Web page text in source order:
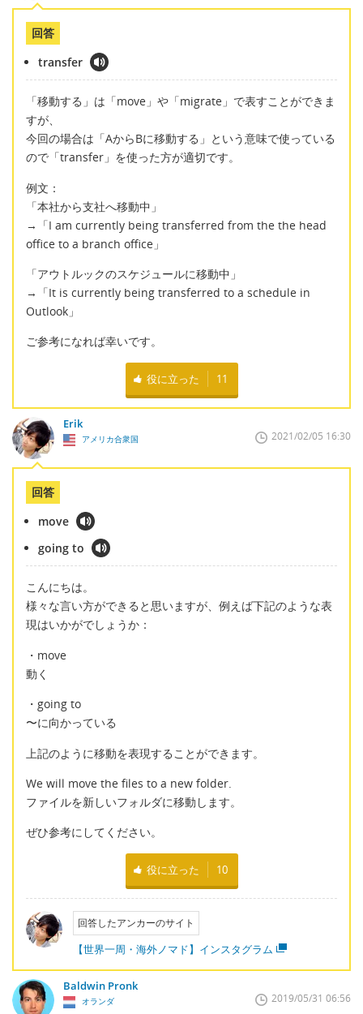
回答
transfer
「移動する」は「move」や「migrate」で表すことができま
すが、
今回の場合は「AからBに移動する」という意味で使っている
ので「transfer」を使った方が適切です。
例文：
「本社から支社へ移動中」
→「I am currently being transferred from the the head
office to a branch office」
「アウトルックのスケジュールに移動中」
→「It is currently being transferred to a schedule in
Outlook」
ご参考になれば幸いです。
役に立った 11
Erik
アメリカ合衆国 2021/02/05 16:30
回答
move
going to
こんにちは。
様々な言い方ができると思いますが、例えば下記のような表
現はいかがでしょうか：
・move
動く
・going to
〜に向かっている
上記のように移動を表現することができます。
We will move the files to a new folder.
ファイルを新しいフォルダに移動します。
ぜひ参考にしてください。
役に立った 10
回答したアンカーのサイト
【世界一周・海外ノマド】インスタグラム
Baldwin Pronk
オランダ 2019/05/31 06:56